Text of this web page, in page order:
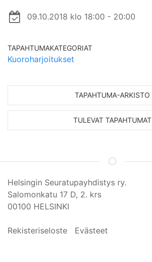
09.10.2018 klo 18:00 - 20:00
TAPAHTUMAKATEGORIAT
Kuoroharjoitukset
TAPAHTUMA-ARKISTO
TULEVAT TAPAHTUMAT
Helsingin Seuratupayhdistys ry.
Salomonkatu 17 D, 2. krs
00100 HELSINKI
Rekisteriseloste Evästeet